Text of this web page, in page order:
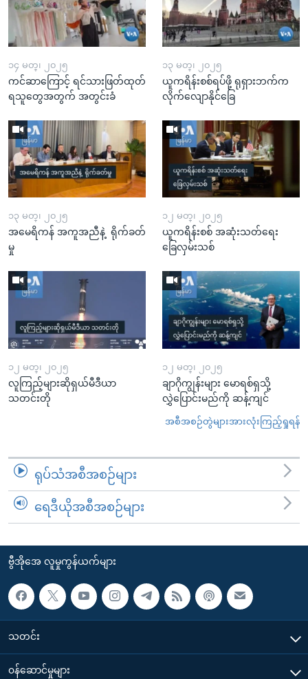
၁၄ မတ္၊ ၂၀၂၅
ကင်ဆာကြောင့် ရင်သားဖြတ်ထုတ်
ရသူတွေအတွက် အတွင်းခံ
၁၃ မတ္၊ ၂၀၂၅
ယူကရိန်းစစ်ရပ်ဖို့ ရုရှားဘက်က
လိုက်လျောနိုင်ခြေ
၁၃ မတ္၊ ၂၀၂၅
အမေရိကန် အကူအညီနဲ့ ရိုက်ခတ်
မှု
၁၂ မတ္၊ ၂၀၂၅
ယူကရိန်းစစ် အဆုံးသတ်ရေး
ခြေလှမ်းသစ်
၁၂ မတ္၊ ၂၀၂၅
လူကြည့်များဆိုရှယ်မီဒီယာ
သတင်းတို
၁၂ မတ္၊ ၂၀၂၅
ချာဂိုကျွန်းများ မောရစ်ရှသို့
လွှဲပြောင်းမည်ကို ဆန့်ကျင်
အစီအစဉ်တွဲများအားလုံးကြည့်ရှုရန်
ရုပ်သံအစီအစဉ်များ
ရေဒီယိုအစီအစဉ်များ
ဗွီအိုအေ လူမှုကွန်ယက်များ
သတင်း
၀န်ဆောင်မှုများ